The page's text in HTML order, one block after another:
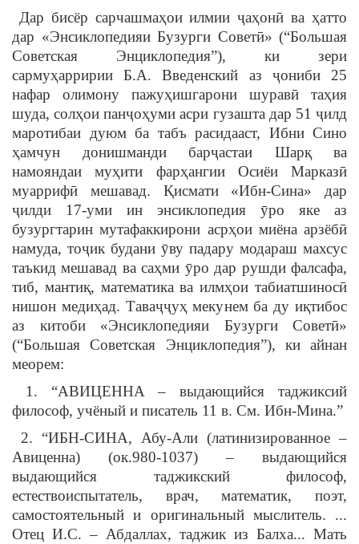
Дар бисёр сарчашмаҳои илмии ҷаҳонӣ ва ҳатто
дар «Энсиклопедияи Бузурги Советӣ» (“Большая
Советская Энциклопедия”), ки зери
сармуҳарририи Б.А. Введенский аз ҷониби 25
нафар олимону пажуҳишгарони шуравӣ таҳия
шуда, солҳои панҷоҳуми асри гузашта дар 51 ҷилд
маротибаи дуюм ба табъ расидааст, Ибни Сино
ҳамчун донишманди барҷастаи Шарқ ва
намояндаи муҳити фарҳангии Осиёи Марказӣ
муаррифӣ мешавад. Қисмати «Ибн-Сина» дар
ҷилди 17-уми ин энсиклопедия ӯро яке аз
бузургтарин мутафаккирони асрҳои миёна арзёбӣ
намуда, тоҷик будани ӯву падару модараш махсус
таъкид мешавад ва саҳми ӯро дар рушди фалсафа,
тиб, мантиқ, математика ва илмҳои табиатшиносӣ
нишон медиҳад. Таваҷҷуҳ мекунем ба ду иқтибос
аз китоби «Энсиклопедияи Бузурги Советӣ»
(“Большая Советская Энциклопедия”), ки айнан
меорем:
1. “АВИЦЕННА – выдающийся таджиксий
философ, учёный и писатель 11 в. См. Ибн-Мина.”
2. “ИБН-СИНА, Абу-Али (латинизированное –
Авиценна) (ок.980-1037) – выдающийся
выдающийся таджикский философ,
естествоиспытатель, врач, математик, поэт,
самостоятельный и оригинальный мыслитель. ...
Отец И.С. – Абдаллах, таджик из Балха... Мать